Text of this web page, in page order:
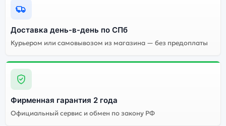
Доставка день-в-день по СПб
Курьером или самовывозом из магазина — без предоплаты
Фирменная гарантия 2 года
Официальный сервис и обмен по закону РФ